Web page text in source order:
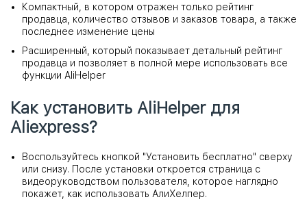
Компактный, в котором отражен только рейтинг
продавца, количество отзывов и заказов товара, а также
последнее изменение цены
Расширенный, который показывает детальный рейтинг
продавца и позволяет в полной мере использовать все
функции AliHelper
Как установить AliHelper для
Aliexpress?
Воспользуйтесь кнопкой "Установить бесплатно" сверху
или снизу. После установки откроется страница с
видеоруководством пользователя, которое наглядно
покажет, как использовать АлиХелпер.